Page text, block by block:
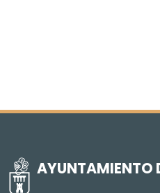
AYUNTAMIENTO